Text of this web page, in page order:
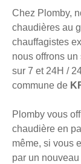
Chez Plomby,
chaudières au
chauffagistes
nous offrons un
sur 7 et 24H /
commune de
Plomby vous
chaudière en
même, si vous
par un